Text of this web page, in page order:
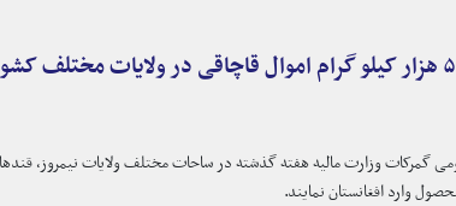
وارد افغانستان نمایند.